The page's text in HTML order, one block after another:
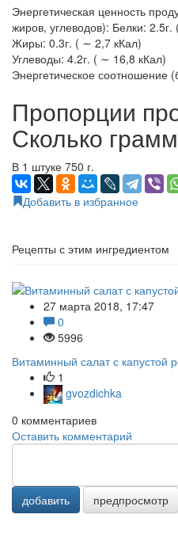
Энергетическая ценность
жиров, углеводов): Белки:
Жиры: 0.3г. ( ∼ 2,7 кКал)
Углеводы: 4.2г. ( ∼ 16,8 кКал)
Энергетическое соотношение
Пропорции
Сколько
В 1 штуке 750 г.
Добавить в избранное
Рецепты с этим ингредиентом
27 марта 2018, 17:47
0
5996
Витаминный салат с капустой
1
gvozdichka
0 комментариев
Оставить комментарий
добавить предпросмотр